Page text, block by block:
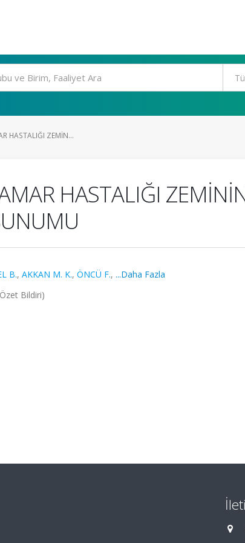
HASTALIĞI ZEMİN...
HASTALIĞI
B., AKKAN M. K., ÖNCÜ F., ...Daha Fazla
Bildiri)